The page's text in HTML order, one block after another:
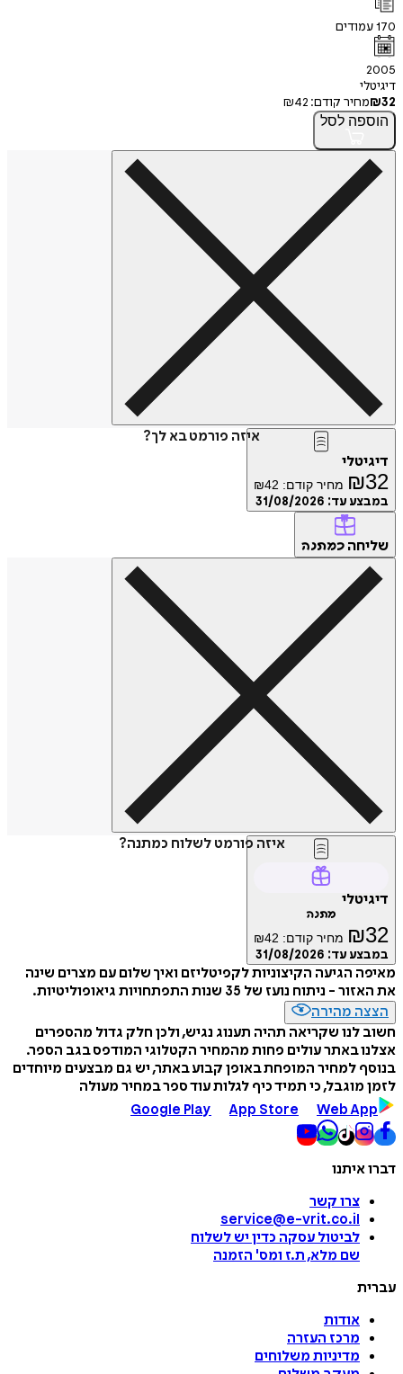
170עמודים
2005
דיגיטלי
₪32 מחיר קודם: ₪42
הוספה לסל
איזה פורמט בא לך?
דיגיטלי
₪32 מחיר קודם: ₪42
במבצע עד: 31/08/2026
שליחה כמתנה
איזה פורמט לשלוח כמתנה?
דיגיטלי
מתנה
₪32 מחיר קודם: ₪42
במבצע עד: 31/08/2026
מאיפה הגיעה הקיצוניות לקפיטליזם ואיך שלום עם מצרים שינה
את האזור - ניתוח נועז של 35 שנות התפתחויות גיאופוליטיות.
הצצה מהירה
חשוב לנו שקריאה תהיה תענוג נגיש, ולכן חלק גדול מהספרים
אצלנו באתר עולים פחות מהמחיר הקטלוגי המודפס בגב הספר.
בנוסף למחיר המופחת באופן קבוע באתר, יש גם מבצעים מיוחדים
לזמן מוגבל, כי תמיד כיף לגלות עוד ספר במחיר מעולה
Google Play
App Store Web App
דברו איתנו
צרו קשר
service@e-vrit.co.il
לביטול עסקה כדין יש לשלוח
שם מלא, ת.ז ומס' הזמנה
עברית
אודות
מרכז העזרה
מדיניות משלוחים